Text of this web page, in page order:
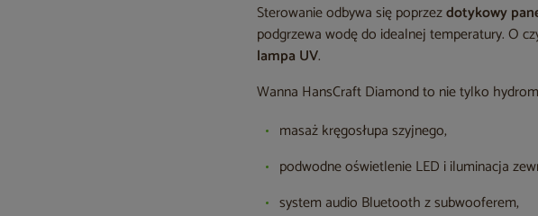
Sterowanie odbywa się poprzezdotykowy
podgrzewa wodę do idealnej temperatury. O
lampa UV.
Wanna HansCraft Diamond to nie tylko
masaż kręgosłupa szyjnego,
podwodne oświetlenie LED i iluminacja
system audio Bluetooth z subwooferem,